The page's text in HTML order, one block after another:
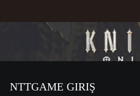
NTTGAME GIRIŞ